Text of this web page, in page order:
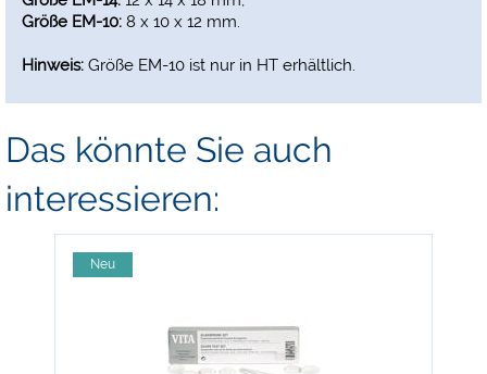
Größe EM-10: 8 x 10 x 12 mm.
Hinweis: Größe EM-10 ist nur in HT erhältlich.
Das könnte Sie auch
interessieren:
Neu